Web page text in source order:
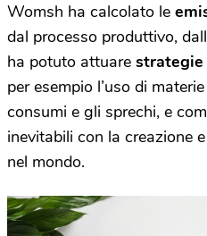
Womsh ha calcolato le
dal processo produttivo,
ha potuto attuare
per esempio l’uso di
consumi e gli sprechi, e
inevitabili con la creazione
nel mondo.